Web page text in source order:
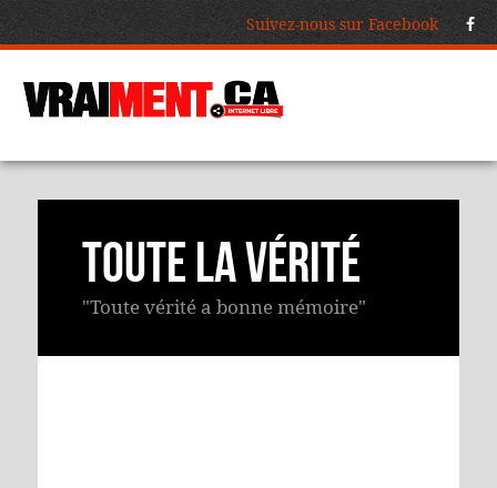
Suivez-nous sur Facebook
Toute la vérité
"Toute vérité a bonne mémoire"